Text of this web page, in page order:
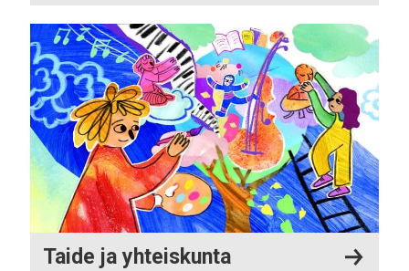
Taide ja yhteiskunta